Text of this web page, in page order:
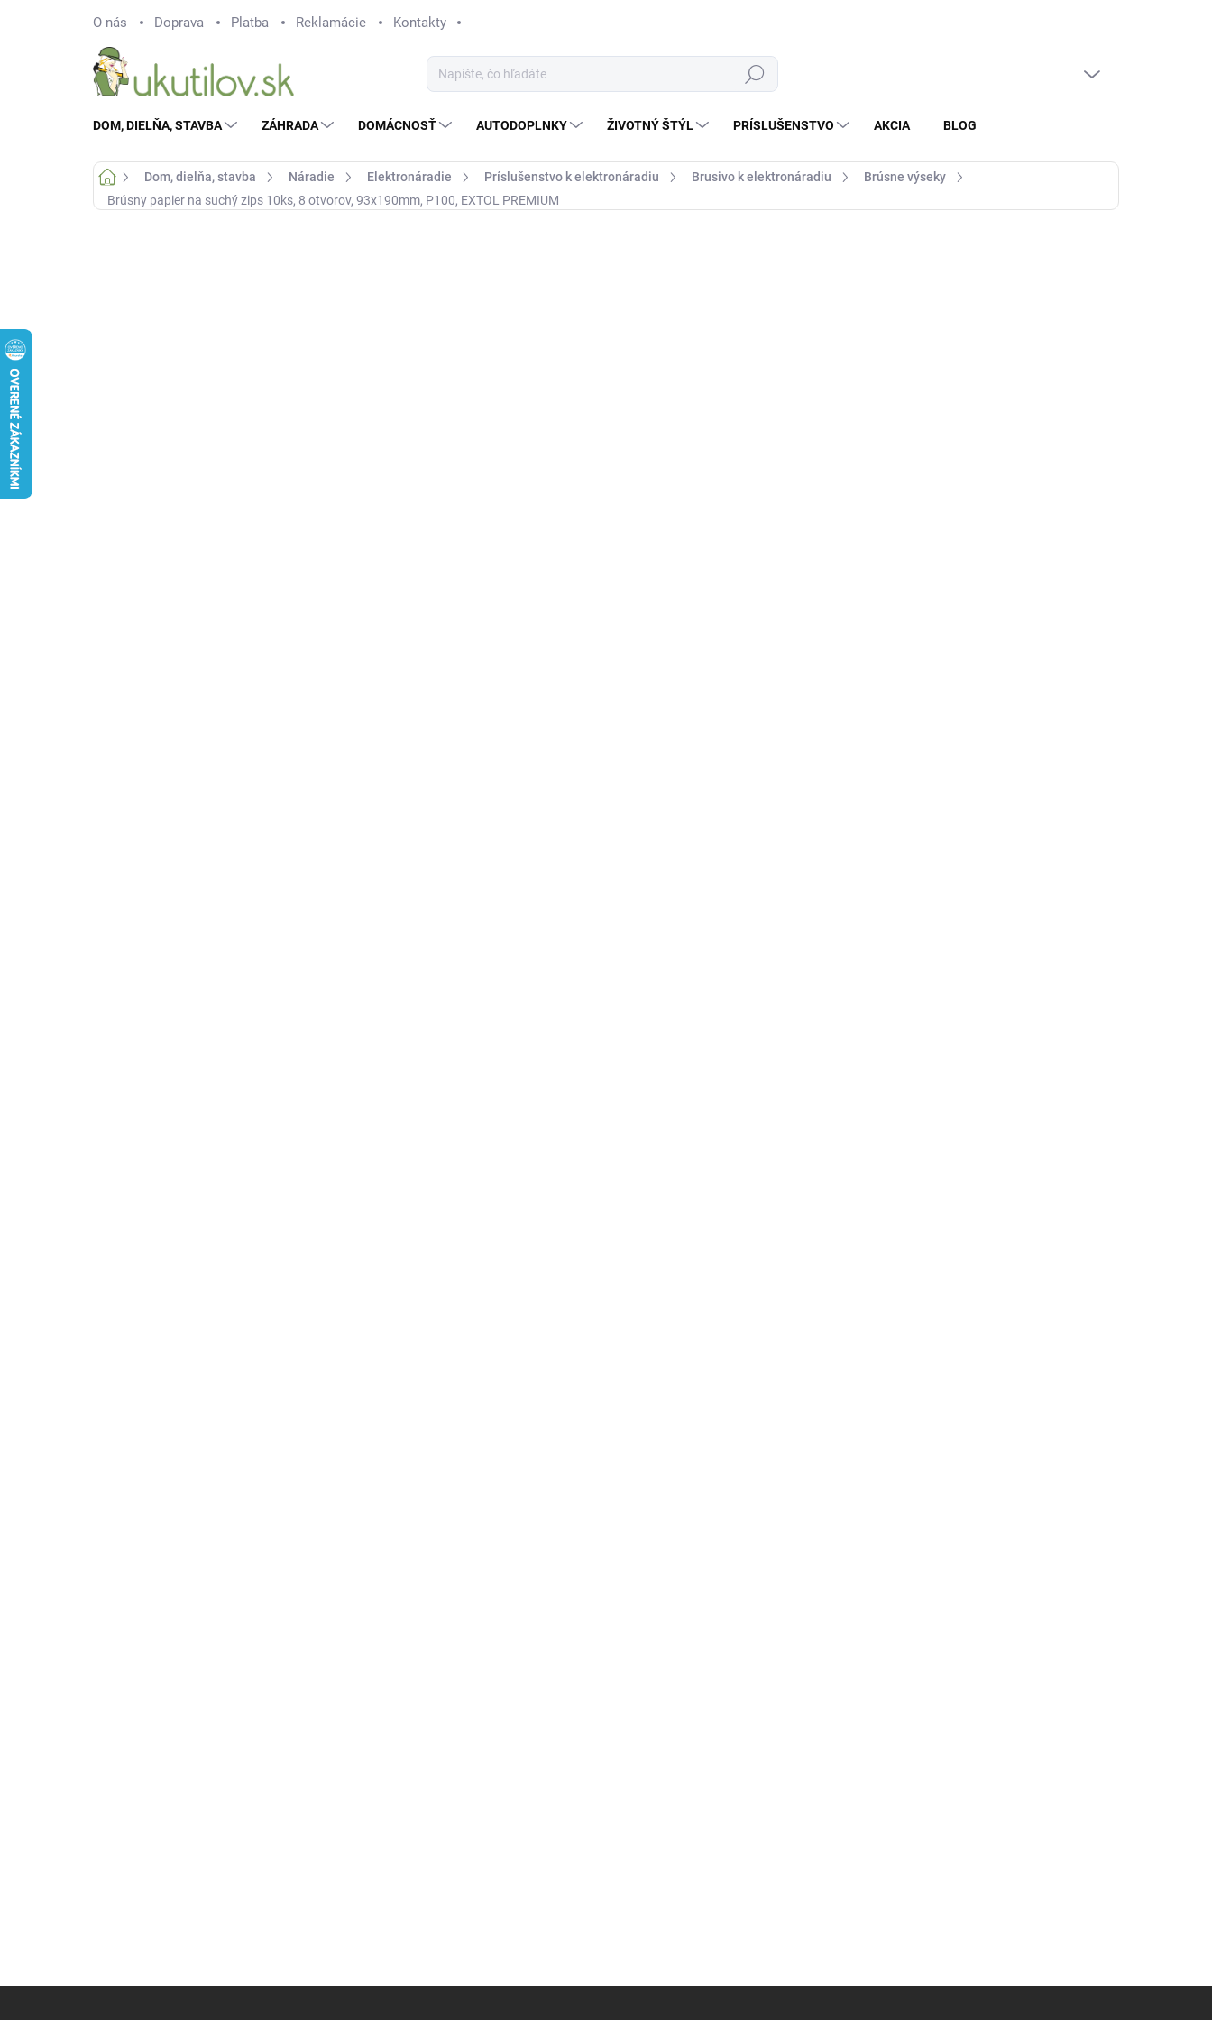
O nás Doprava Platba Reklamácie Kontakty
Hľadať
DOM, DIELŇA, STAVBA ZÁHRADA DOMÁCNOSŤ AUTODOPLNKY ŽIVOTNÝ ŠTÝL PRÍSLUŠENSTVO AKCIA BLOG
DomovDom, dielňa, stavba Náradie Elektronáradie Príslušenstvo k elektronáradiu Brusivo k elektronáradiu
Brúsne výseky
Brúsny papier na suchý zips 10ks, 8 otvorov, 93x190mm, P100, EXTOL PREMIUM